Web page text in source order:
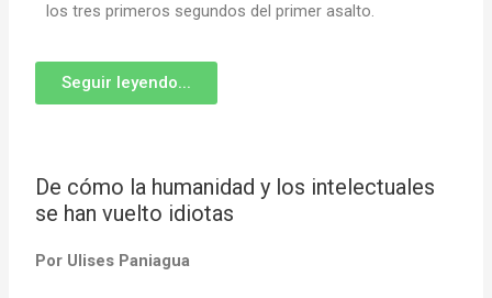
los tres primeros segundos del primer asalto.
Seguir leyendo...
De cómo la humanidad y los intelectuales
se han vuelto idiotas
Por Ulises Paniagua